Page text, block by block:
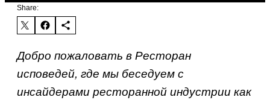
Share:
Добро пожаловать в Ресторан
исповедей, где мы беседуем с
инсайдерами ресторанной индустрии как